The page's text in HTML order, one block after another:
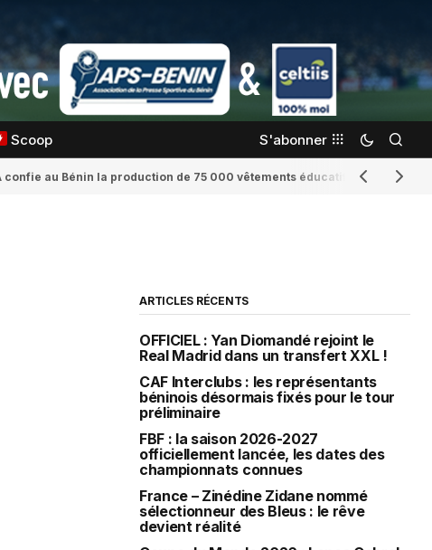
Scoop S'abonner
confie au Bénin la production de 75 000 vêtements éducatifs Romaine
ARTICLES RÉCENTS
OFFICIEL : Yan Diomandé rejoint le
Real Madrid dans un transfert XXL !
CAF Interclubs : les représentants
béninois désormais fixés pour le tour
préliminaire
FBF : la saison 2026-2027
officiellement lancée, les dates des
championnats connues
France – Zinédine Zidane nommé
sélectionneur des Bleus : le rêve
devient réalité